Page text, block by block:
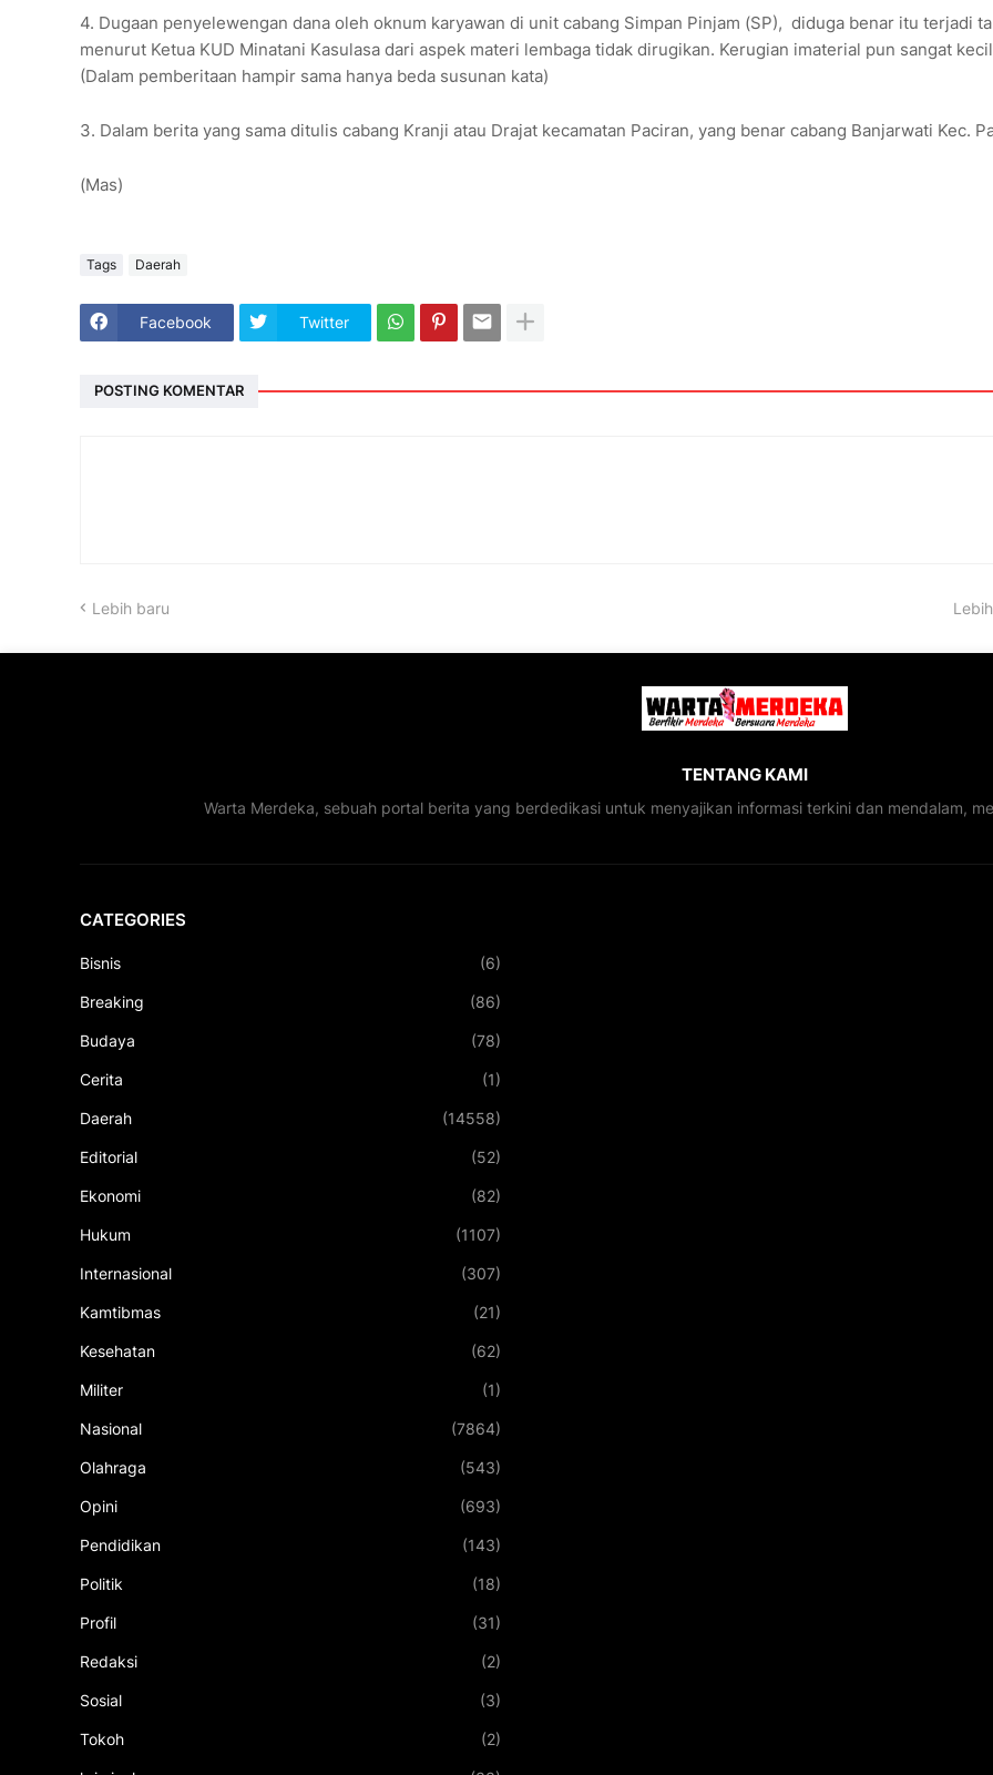
4. Dugaan penyelewengan dana oleh oknum karyawan di unit cabang Simpan Pinjam (SP), diduga benar itu terjadi
menurut Ketua KUD Minatani Kasulasa dari aspek materi lembaga tidak dirugikan. Kerugian imaterial pun sangat
(Dalam pemberitaan hampir sama hanya beda susunan kata)
3. Dalam berita yang sama ditulis cabang Kranji atau Drajat kecamatan Paciran, yang benar cabang Banjarwati Kec.
(Mas)
Tags Daerah
Facebook Twitter
POSTING KOMENTAR
Lebih baru
TENTANG KAMI
Warta Merdeka, sebuah portal berita yang berdedikasi untuk menyajikan informasi terkini dan mendalam,
CATEGORIES
Bisnis (6)
Breaking (86)
Budaya (78)
Cerita (1)
Daerah (14558)
Editorial (52)
Ekonomi (82)
Hukum (1107)
Internasional (307)
Kamtibmas (21)
Kesehatan (62)
Militer (1)
Nasional (7864)
Olahraga (543)
Opini (693)
Pendidikan (143)
Politik (18)
Profil (31)
Redaksi (2)
Sosial (3)
Tokoh (2)